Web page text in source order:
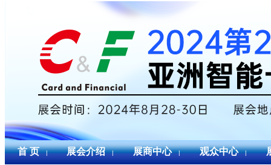
首 页 | 展会介绍 | 展商中心 | 观众中心 |